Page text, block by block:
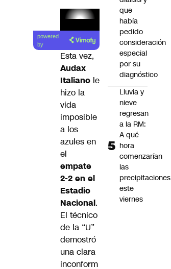
Lea el
artículo
powered
by
Esta vez,
Audax
Italiano le
hizo la
vida
imposible
a los
azules en
el
empate
2-2 en el
Estadio
Nacional.
El técnico
de la “U”
demostró
una clara
inconform
que
había
pedido
consideración
especial
por su
diagnóstico
Lluvia y
nieve
regresan
a la RM:
A qué
hora
comenzarían
las
precipitaciones
este
viernes